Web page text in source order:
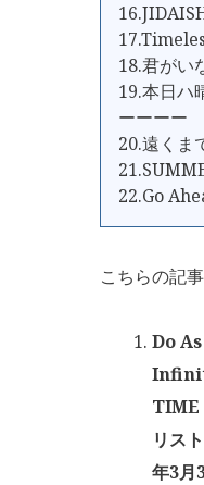
18.君がい
19.本日ハ
ーーーー
20.遠くま
22.Go
こちらの記
Do
TIME
リス
年3月